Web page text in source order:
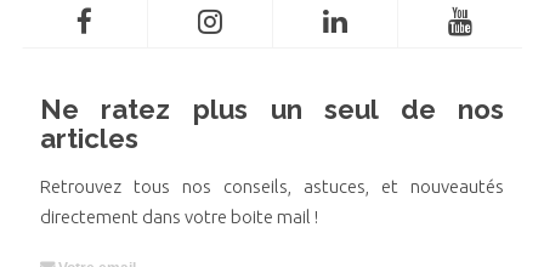
Ne ratez plus un seul de nos
articles
Retrouvez tous nos conseils, astuces, et nouveautés
directement dans votre boite mail !